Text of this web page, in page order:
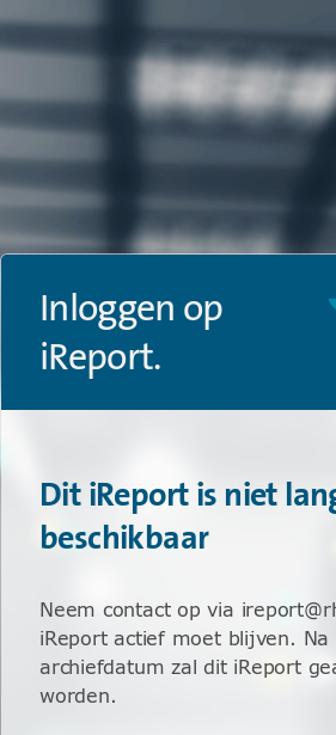
Inloggen op
iReport.
Dit iReport is niet
beschikbaar
Neem contact op via
iReport actief moet blijven. Na
archiefdatum zal dit iReport
worden.